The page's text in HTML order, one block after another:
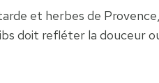
et herbes de
doit refléter la douceur